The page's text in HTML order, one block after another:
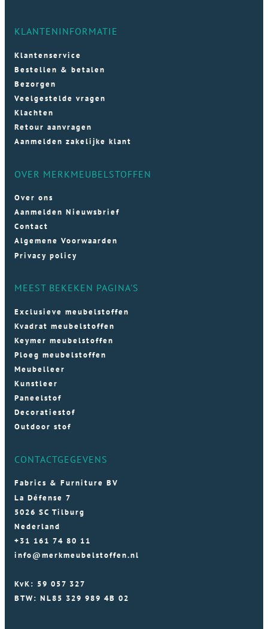
KLANTENINFORMATIE
Klantenservice
Bestellen & betalen
Bezorgen
Veelgestelde vragen
Klachten
Retour aanvragen
Aanmelden zakelijke klant
OVER MERKMEUBELSTOFFEN
Over ons
Aanmelden Nieuwsbrief
Contact
Algemene Voorwaarden
Privacy policy
MEEST BEKEKEN PAGINA'S
Exclusieve meubelstoffen
Kvadrat meubelstoffen
Keymer meubelstoffen
Ploeg meubelstoffen
Meubelleer
Kunstleer
Paneelstof
Decoratiestof
Outdoor stof
CONTACTGEGEVENS
Fabrics & Furniture BV
La Défense 7
5026 SC Tilburg
Nederland
+31 161 74 80 11
info@merkmeubelstoffen.nl
KvK: 59 057 327
BTW: NL85 329 989 4B 02